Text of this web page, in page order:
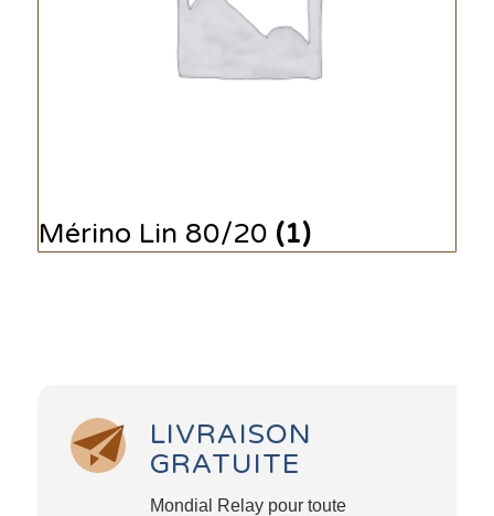
Mérino Lin 80/20 (1)
LIVRAISON
GRATUITE
Mondial Relay pour toute